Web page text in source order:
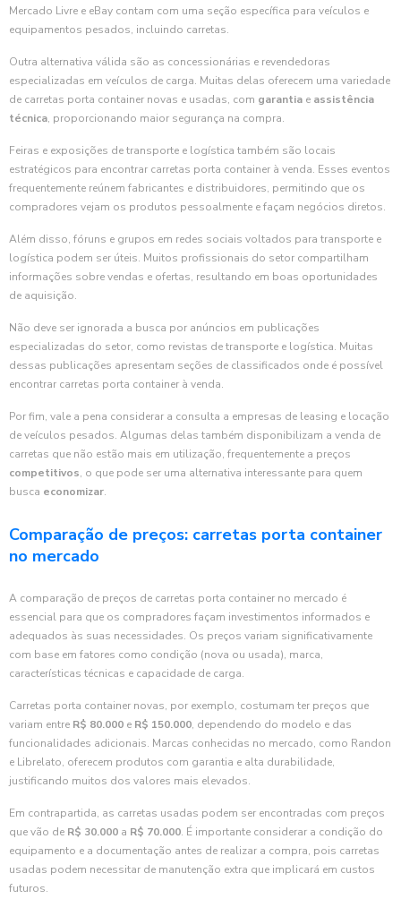
Mercado Livre e eBay contam com uma seção específica para veículos e
equipamentos pesados, incluindo carretas.
Outra alternativa válida são as concessionárias e revendedoras
especializadas em veículos de carga. Muitas delas oferecem uma variedade
de carretas porta container novas e usadas, com garantia e assistência
técnica, proporcionando maior segurança na compra.
Feiras e exposições de transporte e logística também são locais
estratégicos para encontrar carretas porta container à venda. Esses eventos
frequentemente reúnem fabricantes e distribuidores, permitindo que os
compradores vejam os produtos pessoalmente e façam negócios diretos.
Além disso, fóruns e grupos em redes sociais voltados para transporte e
logística podem ser úteis. Muitos profissionais do setor compartilham
informações sobre vendas e ofertas, resultando em boas oportunidades
de aquisição.
Não deve ser ignorada a busca por anúncios em publicações
especializadas do setor, como revistas de transporte e logística. Muitas
dessas publicações apresentam seções de classificados onde é possível
encontrar carretas porta container à venda.
Por fim, vale a pena considerar a consulta a empresas de leasing e locação
de veículos pesados. Algumas delas também disponibilizam a venda de
carretas que não estão mais em utilização, frequentemente a preços
competitivos, o que pode ser uma alternativa interessante para quem
busca economizar.
Comparação de preços: carretas porta container
no mercado
A comparação de preços de carretas porta container no mercado é
essencial para que os compradores façam investimentos informados e
adequados às suas necessidades. Os preços variam significativamente
com base em fatores como condição (nova ou usada), marca,
características técnicas e capacidade de carga.
Carretas porta container novas, por exemplo, costumam ter preços que
variam entre R$ 80.000 e R$ 150.000, dependendo do modelo e das
funcionalidades adicionais. Marcas conhecidas no mercado, como Randon
e Librelato, oferecem produtos com garantia e alta durabilidade,
justificando muitos dos valores mais elevados.
Em contrapartida, as carretas usadas podem ser encontradas com preços
que vão de R$ 30.000 a R$ 70.000. É importante considerar a condição do
equipamento e a documentação antes de realizar a compra, pois carretas
usadas podem necessitar de manutenção extra que implicará em custos
futuros.